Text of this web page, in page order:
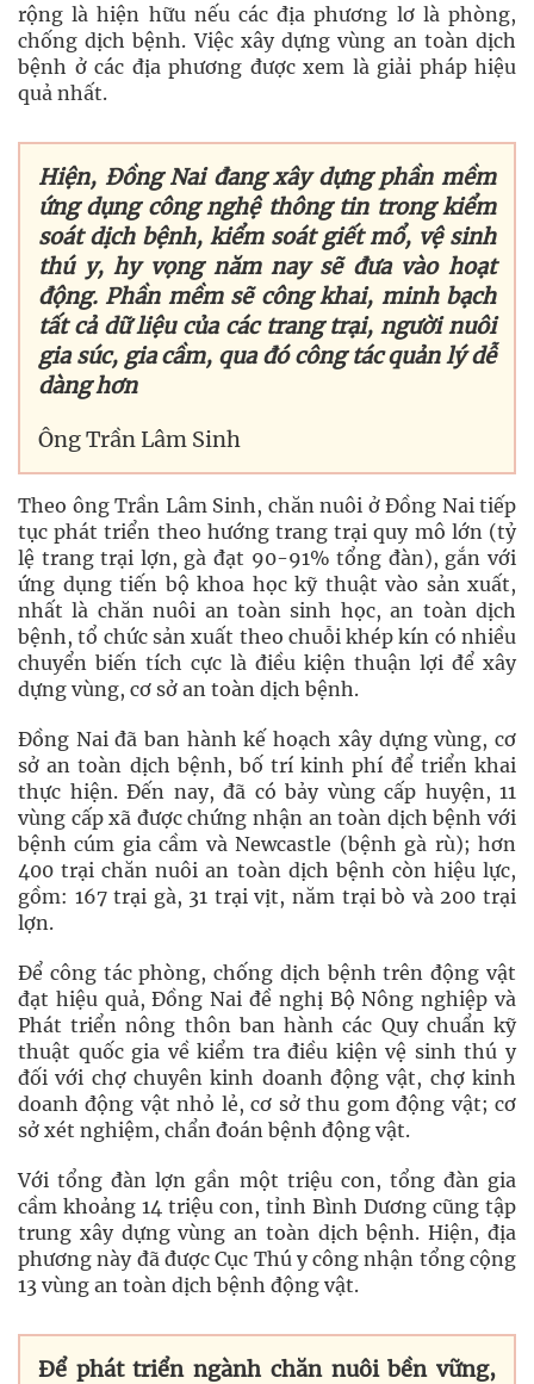
rộng là hiện hữu nếu các địa phương lơ là phòng,
chống dịch bệnh. Việc xây dựng vùng an toàn dịch
bệnh ở các địa phương được xem là giải pháp hiệu
quả nhất.
Hiện, Đồng Nai đang xây dựng phần mềm
ứng dụng công nghệ thông tin trong kiểm
soát dịch bệnh, kiểm soát giết mổ, vệ sinh
thú y, hy vọng năm nay sẽ đưa vào hoạt
động. Phần mềm sẽ công khai, minh bạch
tất cả dữ liệu của các trang trại, người nuôi
gia súc, gia cầm, qua đó công tác quản lý dễ
dàng hơn
Ông Trần Lâm Sinh
Theo ông Trần Lâm Sinh, chăn nuôi ở Đồng Nai tiếp
tục phát triển theo hướng trang trại quy mô lớn (tỷ
lệ trang trại lợn, gà đạt 90-91% tổng đàn), gắn với
ứng dụng tiến bộ khoa học kỹ thuật vào sản xuất,
nhất là chăn nuôi an toàn sinh học, an toàn dịch
bệnh, tổ chức sản xuất theo chuỗi khép kín có nhiều
chuyển biến tích cực là điều kiện thuận lợi để xây
dựng vùng, cơ sở an toàn dịch bệnh.
Đồng Nai đã ban hành kế hoạch xây dựng vùng, cơ
sở an toàn dịch bệnh, bố trí kinh phí để triển khai
thực hiện. Đến nay, đã có bảy vùng cấp huyện, 11
vùng cấp xã được chứng nhận an toàn dịch bệnh với
bệnh cúm gia cầm và Newcastle (bệnh gà rù); hơn
400 trại chăn nuôi an toàn dịch bệnh còn hiệu lực,
gồm: 167 trại gà, 31 trại vịt, năm trại bò và 200 trại
lợn.
Để công tác phòng, chống dịch bệnh trên động vật
đạt hiệu quả, Đồng Nai đề nghị Bộ Nông nghiệp và
Phát triển nông thôn ban hành các Quy chuẩn kỹ
thuật quốc gia về kiểm tra điều kiện vệ sinh thú y
đối với chợ chuyên kinh doanh động vật, chợ kinh
doanh động vật nhỏ lẻ, cơ sở thu gom động vật; cơ
sở xét nghiệm, chẩn đoán bệnh động vật.
Với tổng đàn lợn gần một triệu con, tổng đàn gia
cầm khoảng 14 triệu con, tỉnh Bình Dương cũng tập
trung xây dựng vùng an toàn dịch bệnh. Hiện, địa
phương này đã được Cục Thú y công nhận tổng cộng
13 vùng an toàn dịch bệnh động vật.
Để phát triển ngành chăn nuôi bền vững,